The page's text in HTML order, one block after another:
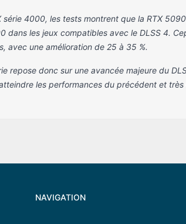
série 4000, les tests montrent que la RTX
dans les jeux compatibles avec le DLSS 4.
avec une amélioration de 25 à 35 %.
repose donc sur une avancée majeure du
les performances du précédent et très
3 188.90 €
actuels et
165Hz et +
.Qualité Ultra 1080p
et +
.Qualité Haute 1440p
NAVIGATION